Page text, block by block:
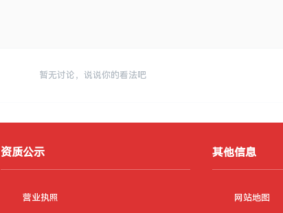
暂无讨论，说说你的看法吧
资质公示
营业执照
其他信息
网站地图